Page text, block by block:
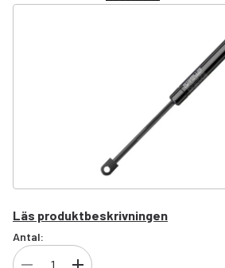
Läs produktbeskrivningen
Antal: